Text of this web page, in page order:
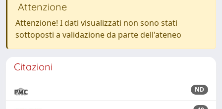
Attenzione
Attenzione! I dati visualizzati non sono stati
sottoposti a validazione da parte dell'ateneo
Citazioni
ND